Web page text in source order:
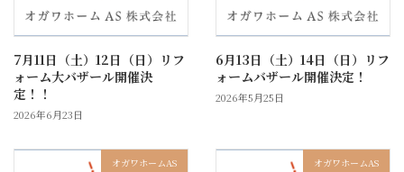
7月11日（土）12日（日）リフ
ォーム大バザール開催決
定！！
2026年6月23日
6月13日（土）14日（日）リフ
ォームバザール開催決定！
2026年5月25日
オガワホームAS オガワホームAS